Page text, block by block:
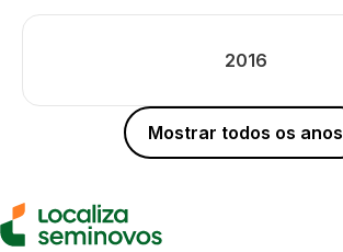
2016
Mostrar todos os anos